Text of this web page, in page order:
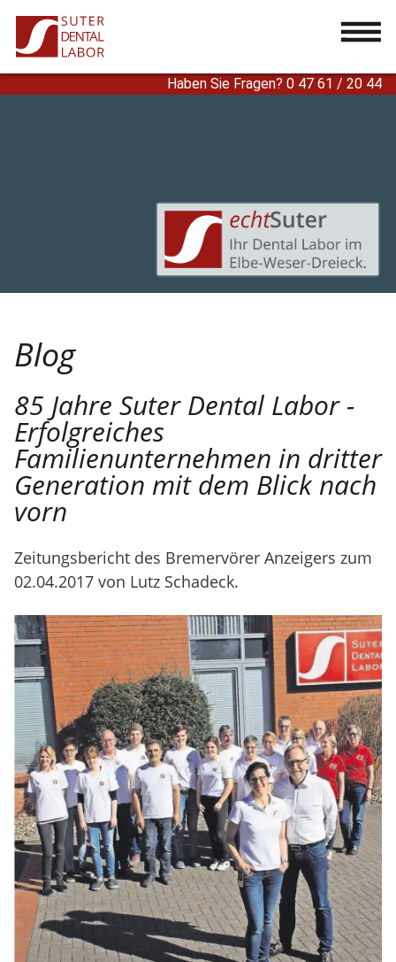
Haben Sie Fragen? 0 47 61 / 20 44
...
Blog
85 Jahre Suter Dental Labor -
Erfolgreiches
Familienunternehmen in dritter
Generation mit dem Blick nach
vorn
Zeitungsbericht des Bremervörer Anzeigers zum
02.04.2017 von Lutz Schadeck.